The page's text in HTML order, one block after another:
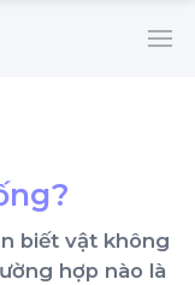
biết vật không
hợp nào là